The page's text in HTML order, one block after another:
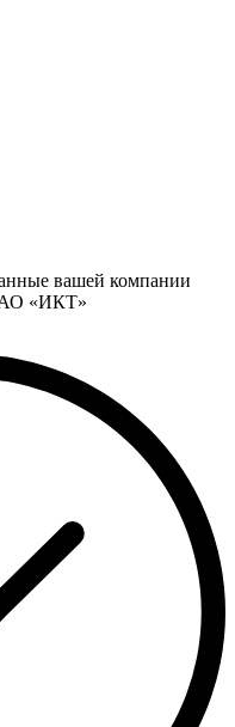
вашей компании
АО «ИКТ»